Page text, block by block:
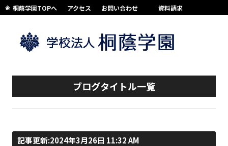
桐蔭学園TOPへ アクセス お問い合わせ 資料請求
ブログタイトル一覧
記事更新:2024年3月26日 11:32 AM